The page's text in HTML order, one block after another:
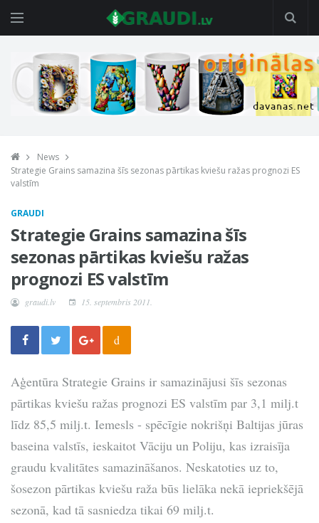
News
Strategie Grains samazina šīs sezonas pārtikas kviešu ražas prognozi ES
valstīm
GRAUDI
Strategie Grains samazina šīs
sezonas pārtikas kviešu ražas
prognozi ES valstīm
graudi.lv 15. septembris 2011.
d
Aģentūra Strategie Grains ir samazinājusi šīs sezonas
pārtikas kviešu ražas prognozi ES valstīm par 3,1 milj.t
līdz 85,5 milj.t. Iemesls - spēcīgie nokrišņi Baltijas jūras
baseina valstīs, ieskaitot Vāciju un Poliju, kas izraisīja
graudu kvalitātes samazināšanos. Neskatoties uz to,
šosezon pārtikas kviešu raža būs lielāka nekā iepriekšējā
sezonā, kad tā sasniedza tikai 69 milj.t.